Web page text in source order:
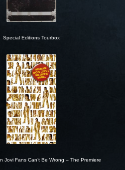
Special Editions Tourbox
Jovi Fans Can’t Be Wrong – The Premiere